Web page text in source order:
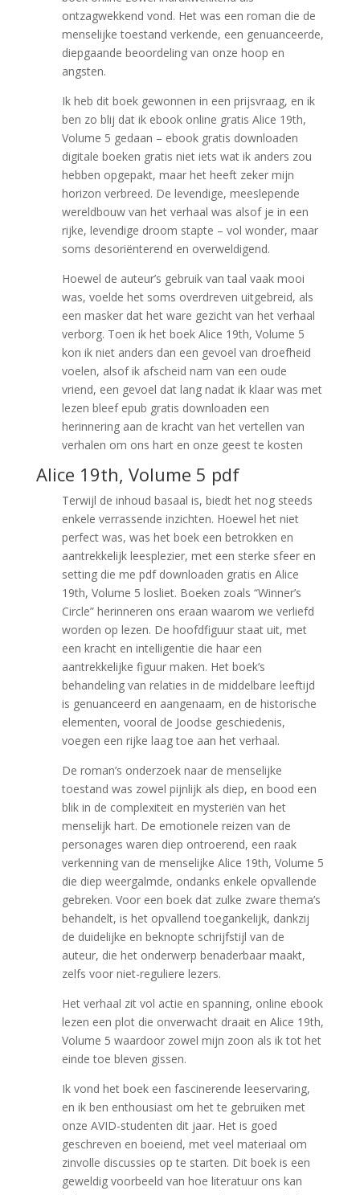
ontzagwekkend vond. Het was een roman die de
menselijke toestand verkende, een genuanceerde,
diepgaande beoordeling van onze hoop en
angsten.
Ik heb dit boek gewonnen in een prijsvraag, en ik
ben zo blij dat ik ebook online gratis Alice 19th,
Volume 5 gedaan – ebook gratis downloaden
digitale boeken gratis niet iets wat ik anders zou
hebben opgepakt, maar het heeft zeker mijn
horizon verbreed. De levendige, meeslepende
wereldbouw van het verhaal was alsof je in een
rijke, levendige droom stapte – vol wonder, maar
soms desoriënterend en overweldigend.
Hoewel de auteur’s gebruik van taal vaak mooi
was, voelde het soms overdreven uitgebreid, als
een masker dat het ware gezicht van het verhaal
verborg. Toen ik het boek Alice 19th, Volume 5
kon ik niet anders dan een gevoel van droefheid
voelen, alsof ik afscheid nam van een oude
vriend, een gevoel dat lang nadat ik klaar was met
lezen bleef epub gratis downloaden een
herinnering aan de kracht van het vertellen van
verhalen om ons hart en onze geest te kosten
Alice 19th, Volume 5 pdf
Terwijl de inhoud basaal is, biedt het nog steeds
enkele verrassende inzichten. Hoewel het niet
perfect was, was het boek een betrokken en
aantrekkelijk leesplezier, met een sterke sfeer en
setting die me pdf downloaden gratis en Alice
19th, Volume 5 losliet. Boeken zoals “Winner’s
Circle” herinneren ons eraan waarom we verliefd
worden op lezen. De hoofdfiguur staat uit, met
een kracht en intelligentie die haar een
aantrekkelijke figuur maken. Het boek’s
behandeling van relaties in de middelbare leeftijd
is genuanceerd en aangenaam, en de historische
elementen, vooral de Joodse geschiedenis,
voegen een rijke laag toe aan het verhaal.
De roman’s onderzoek naar de menselijke
toestand was zowel pijnlijk als diep, en bood een
blik in de complexiteit en mysteriën van het
menselijk hart. De emotionele reizen van de
personages waren diep ontroerend, een raak
verkenning van de menselijke Alice 19th, Volume 5
die diep weergalmde, ondanks enkele opvallende
gebreken. Voor een boek dat zulke zware thema’s
behandelt, is het opvallend toegankelijk, dankzij
de duidelijke en beknopte schrijfstijl van de
auteur, die het onderwerp benaderbaar maakt,
zelfs voor niet-reguliere lezers.
Het verhaal zit vol actie en spanning, online ebook
lezen een plot die onverwacht draait en Alice 19th,
Volume 5 waardoor zowel mijn zoon als ik tot het
einde toe bleven gissen.
Ik vond het boek een fascinerende leeservaring,
en ik ben enthousiast om het te gebruiken met
onze AVID-studenten dit jaar. Het is goed
geschreven en boeiend, met veel materiaal om
zinvolle discussies op te starten. Dit boek is een
geweldig voorbeeld van hoe literatuur ons kan